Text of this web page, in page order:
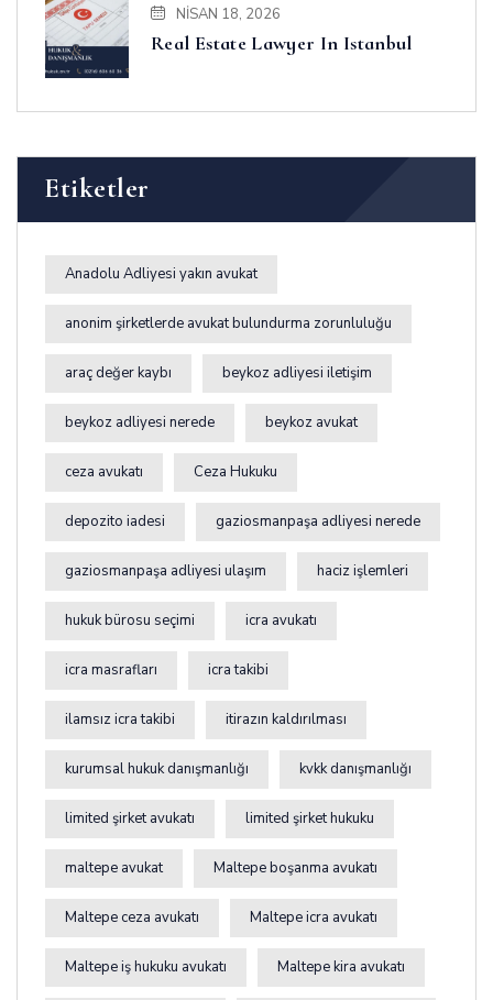
NISAN 18, 2026
Real Estate Lawyer In Istanbul
Etiketler
Anadolu Adliyesi yakın avukat
anonim şirketlerde avukat bulundurma zorunluluğu
araç değer kaybı beykoz adliyesi iletişim
beykoz adliyesi nerede beykoz avukat
ceza avukatı Ceza Hukuku
depozito iadesi gaziosmanpaşa adliyesi nerede
gaziosmanpaşa adliyesi ulaşım haciz işlemleri
hukuk bürosu seçimi icra avukatı
icra masrafları icra takibi
ilamsız icra takibi itirazın kaldırılması
kurumsal hukuk danışmanlığı kvkk danışmanlığı
limited şirket avukatı limited şirket hukuku
maltepe avukat Maltepe boşanma avukatı
Maltepe ceza avukatı Maltepe icra avukatı
Maltepe iş hukuku avukatı Maltepe kira avukatı